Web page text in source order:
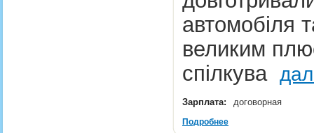
автомобіля
великим
спілкува
Зарплата: договорная
Подробнее